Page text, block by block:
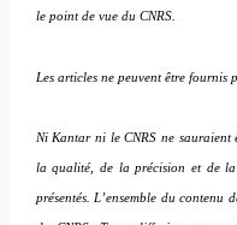
le point de vue du CNRS.
Les articles ne peuvent être fournis
Ni Kantar ni le CNRS ne sauraient
la qualité, de la précision et de la
présentés. L’ensemble du contenu